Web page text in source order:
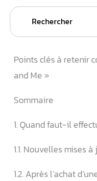
Search
Points clés à retenir
and Me »
Sommaire
1. Quand faut-il
1.1. Nouvelles mises
1.2. Après l’achat